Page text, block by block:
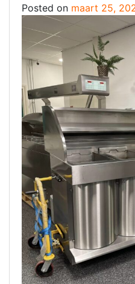
Posted on maart 25,